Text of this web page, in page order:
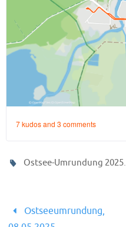
Ostsee-Umrundung 2025.
Ostseeumrundung,